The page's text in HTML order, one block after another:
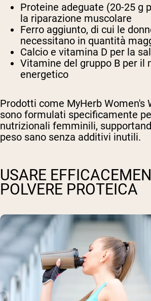
Proteine adeguate (20-25 g
la riparazione muscolare
Ferro aggiunto, di cui le
necessitano in quantità
Calcio e vitamina D per la
Vitamine del gruppo B per il
energetico
Prodotti come MyHerb Women's
sono formulati specificamente
nutrizionali femminili,
peso sano senza additivi inutili.
USARE
POLVERE PROTEICA